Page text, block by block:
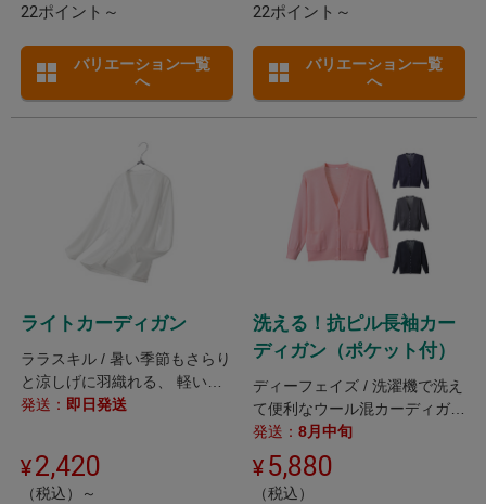
22ポイント～
バリエーション一覧
へ
22ポイント～
バリエーション一覧
へ
ライトカーディガン
ララスキル / 暑い季節もさらり
と涼しげに羽織れる、 軽い着
心地のUVカットカーディガ
発送： 即日発送
2,420
（税込）～
洗える！抗ピル長袖カー
ディガン（ポケット付）
ディーフェイズ / 洗濯機で洗え
て便利なウール混カーディガ
ン。 オンでもオフでも活躍す
るポケット付き。
発送： 8月中旬
5,880
（税込）